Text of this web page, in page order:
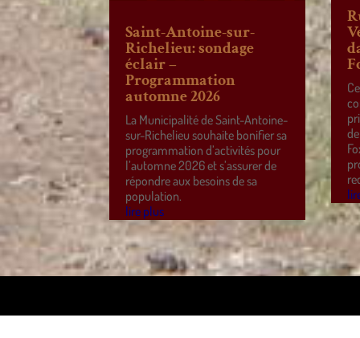
Saint-Antoine-sur-
Richelieu: sondage
éclair –
Programmation
automne 2026
La Municipalité de Saint-Antoine-
sur-Richelieu souhaite bonifier sa
programmation d’activités pour
l’automne 2026 et s’assurer de
répondre aux besoins de sa
population.
lire plus